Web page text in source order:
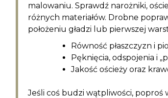
malowaniu. Sprawdź narożniki,
różnych materiałów. Drobne
położeniu gładzi lub pierwszej
Równość płaszczyzn i
Pęknięcia, odspojenia i
Jakość ościeży oraz
Jeśli coś budzi wątpliwości, poproś